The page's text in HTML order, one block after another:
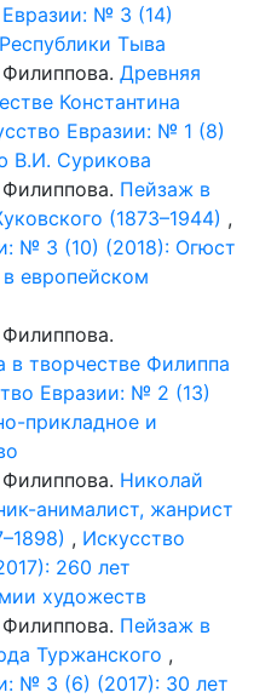
№ 3 (14)
Тыва
Древняя
Константина
Евразии: № 1 (8)
В.И. Сурикова
Пейзаж в
(1873–1944) ,
№ 3 (10) (2018): Огюст
европейском
в творчестве Филиппа
Евразии: № 2 (13)
прикладное и
Николай
анималист, жанрист
, Искусство
260 лет
художеств
Пейзаж в
Туржанского ,
№ 3 (6) (2017): 30 лет